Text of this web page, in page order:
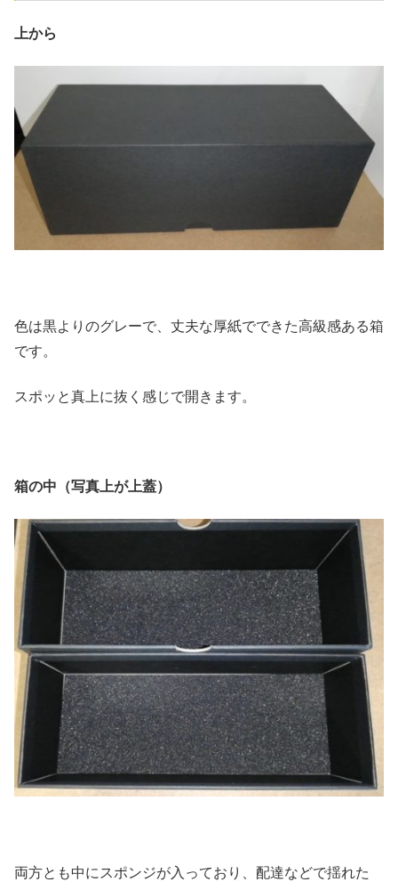
上から
色は黒よりのグレーで、丈夫な厚紙でできた高級感ある箱
です。
スポッと真上に抜く感じで開きます。
箱の中（写真上が上蓋）
両方とも中にスポンジが入っており、配達などで揺れた